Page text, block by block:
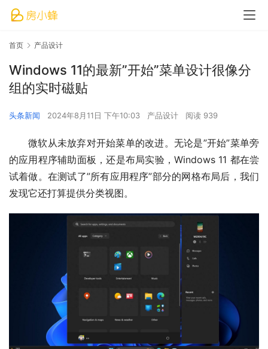
首页 产品设计
Windows 11的最新”开始”菜单设计很像分
组的实时磁贴
头条新闻 2024年8月11日 下午10:03 产品设计 阅读 939
微软从未放弃对开始菜单的改进。无论是”开始”菜单旁
的应用程序辅助面板，还是布局实验，Windows 11 都在尝
试着做。在测试了”所有应用程序”部分的网格布局后，我们
发现它还打算提供分类视图。